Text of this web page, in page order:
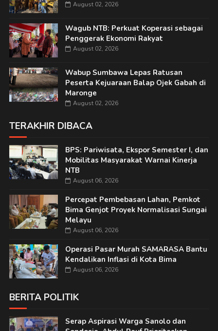
August 02, 2026
Wagub NTB: Perkuat Koperasi sebagai
Penggerak Ekonomi Rakyat
August 02, 2026
Wabup Sumbawa Lepas Ratusan
Peserta Kejuaraan Balap Ojek Gabah di
Maronge
August 02, 2026
TERAKHIR DIBACA
BPS: Pariwisata, Ekspor Semester I, dan
Mobilitas Masyarakat Warnai Kinerja
NTB
August 06, 2026
Percepat Pembebasan Lahan, Pemkot
Bima Genjot Proyek Normalisasi Sungai
Melayu
August 06, 2026
Operasi Pasar Murah SAMARASA Bantu
Kendalikan Inflasi di Kota Bima
August 06, 2026
BERITA POLITIK
Serap Aspirasi Warga Sanolo dan